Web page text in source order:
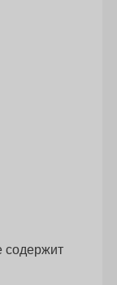
содержит